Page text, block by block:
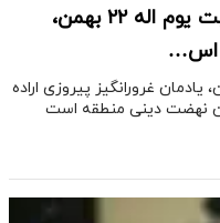
پتروشیمی خلیج فارس به مناسبت یوم اله ۲۲ بهمن،
اس…
طلوع سپیده ۲۲ بهمن، یادمان غرورانگیز پیروزی اراده
نهضت دینی منطقه است